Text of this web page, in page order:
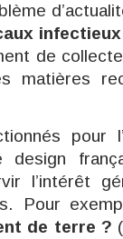
de
matières
pour
l’intérêt
Pour
de terre ?